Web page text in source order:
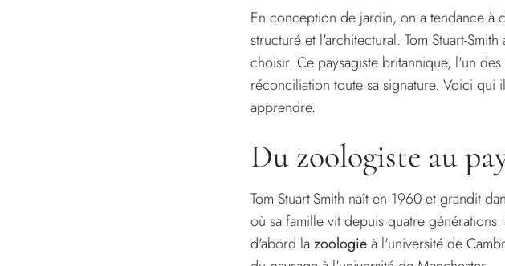
En conception de jardin, on a tendance à
structuré et l'architectural. Tom Stuart-
choisir. Ce paysagiste britannique, l'un
réconciliation toute sa signature. Voici
apprendre.
Du zoologiste au
Tom Stuart-Smith naît en 1960 et grandit
où sa famille vit depuis quatre
d'abord lazoologieà l'université de